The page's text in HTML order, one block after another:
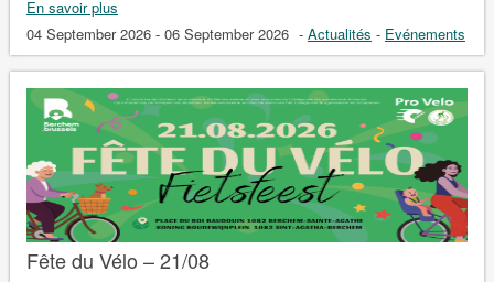
En savoir plus
04 September 2026 - 06 September 2026 - Actualités - Evénements
Fête du Vélo – 21/08